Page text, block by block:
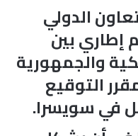
الدولي
إطاري بين
والجمهورية
التوقيع
في سويسرا.